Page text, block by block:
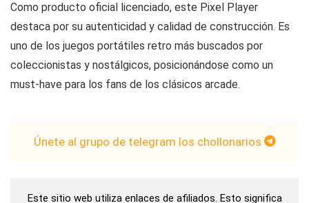
Como producto oficial licenciado, este Pixel Player
destaca por su autenticidad y calidad de construcción. Es
uno de los juegos portátiles retro más buscados por
coleccionistas y nostálgicos, posicionándose como un
must-have para los fans de los clásicos arcade.
Únete al grupo de telegram los chollonarios
Este sitio web utiliza enlaces de afiliados. Esto significa